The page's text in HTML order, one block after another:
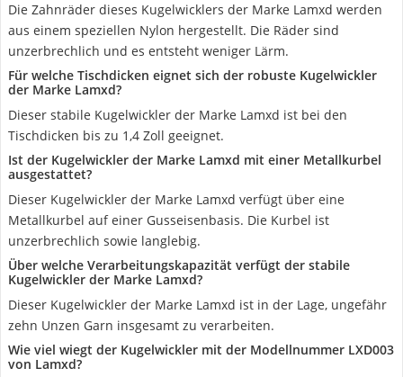
Die Zahnräder dieses Kugelwicklers der Marke Lamxd werden
aus einem speziellen Nylon hergestellt. Die Räder sind
unzerbrechlich und es entsteht weniger Lärm.
Für welche Tischdicken eignet sich der robuste Kugelwickler
der Marke Lamxd?
Dieser stabile Kugelwickler der Marke Lamxd ist bei den
Tischdicken bis zu 1,4 Zoll geeignet.
Ist der Kugelwickler der Marke Lamxd mit einer Metallkurbel
ausgestattet?
Dieser Kugelwickler der Marke Lamxd verfügt über eine
Metallkurbel auf einer Gusseisenbasis. Die Kurbel ist
unzerbrechlich sowie langlebig.
Über welche Verarbeitungskapazität verfügt der stabile
Kugelwickler der Marke Lamxd?
Dieser Kugelwickler der Marke Lamxd ist in der Lage, ungefähr
zehn Unzen Garn insgesamt zu verarbeiten.
Wie viel wiegt der Kugelwickler mit der Modellnummer LXD003
von Lamxd?